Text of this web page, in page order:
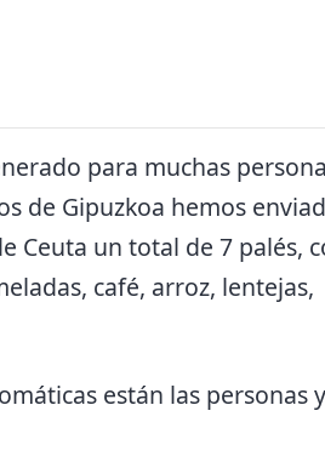
para muchas
de Gipuzkoa hemos
Ceuta un total de 7 palés,
café, arroz, lentejas,
están las personas